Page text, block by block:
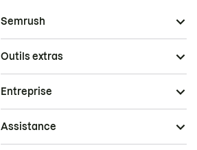
Semrush
Outils extras
Entreprise
Assistance